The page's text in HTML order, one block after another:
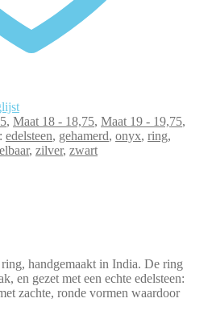
, Maat 18 - 18,75, Maat 19 - 19,75,
edelsteen, gehamerd, onyx, ring,
, zilver, zwart
handgemaakt in India. De ring
en gezet met een echte edelsteen:
zachte, ronde vormen waardoor